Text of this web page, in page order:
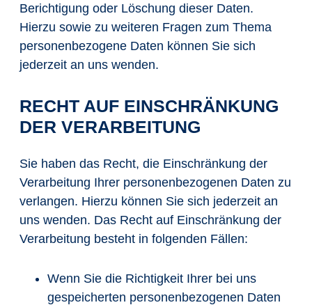
Berichtigung oder Löschung dieser Daten.
Hierzu sowie zu weiteren Fragen zum Thema
personenbezogene Daten können Sie sich
jederzeit an uns wenden.
RECHT AUF EINSCHRÄNKUNG
DER VERARBEITUNG
Sie haben das Recht, die Einschränkung der
Verarbeitung Ihrer personenbezogenen Daten zu
verlangen. Hierzu können Sie sich jederzeit an
uns wenden. Das Recht auf Einschränkung der
Verarbeitung besteht in folgenden Fällen:
Wenn Sie die Richtigkeit Ihrer bei uns
gespeicherten personenbezogenen Daten